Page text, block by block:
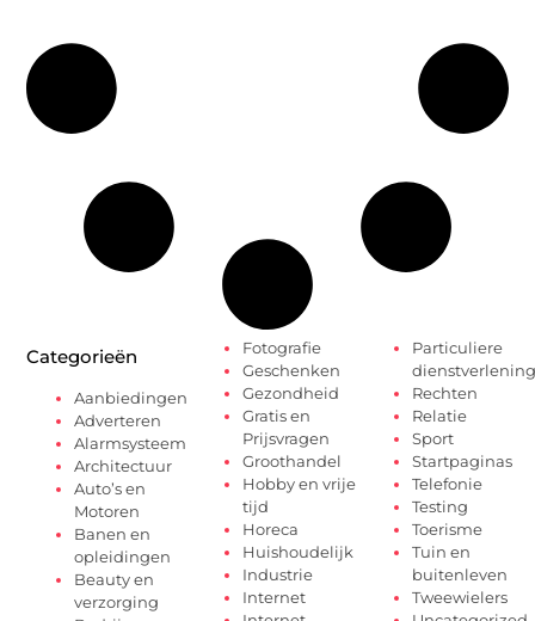
Categorieën
Aanbiedingen
Adverteren
Alarmsysteem
Architectuur
Auto’s en
Motoren
Banen en
opleidingen
Beauty en
verzorging
Fotografie
Geschenken
Gezondheid
Gratis en
Prijsvragen
Groothandel
Hobby en vrije
tijd
Horeca
Huishoudelijk
Industrie
Internet
Particuliere
dienstverlening
Rechten
Relatie
Sport
Startpaginas
Telefonie
Testing
Toerisme
Tuin en
buitenleven
Tweewielers